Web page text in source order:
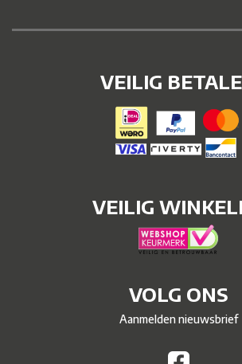
VEILIG
VEILIG
VOLG ONS
Aanmelden nieuwsbrief